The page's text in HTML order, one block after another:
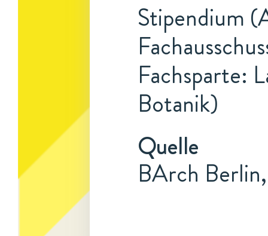
Stipendium
Fachsparte:
Botanik)
Quelle
BArch